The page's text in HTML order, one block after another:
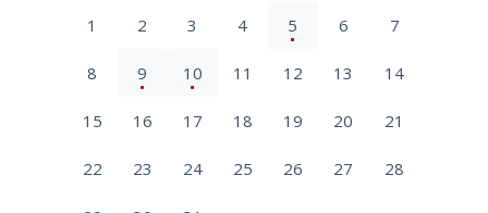
1 2 3 4 5 6 7
8 9 10 11 12 13 14
15 16 17 18 19 20 21
22 23 24 25 26 27 28